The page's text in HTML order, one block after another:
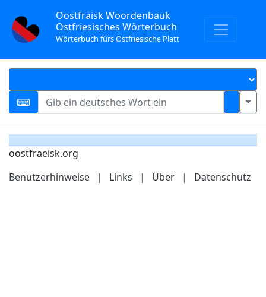
Oostfräisk Woordenbauk
Ostfriesisches Wörterbuch
Wörterbuch fürs Ostfriesische Platt
oostfraeisk.org
Benutzerhinweise
| Links | Über | Datenschutz